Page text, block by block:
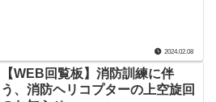
2024.02.08
【WEB回覧板】消防訓練に伴
う、消防ヘリコプターの上空旋回